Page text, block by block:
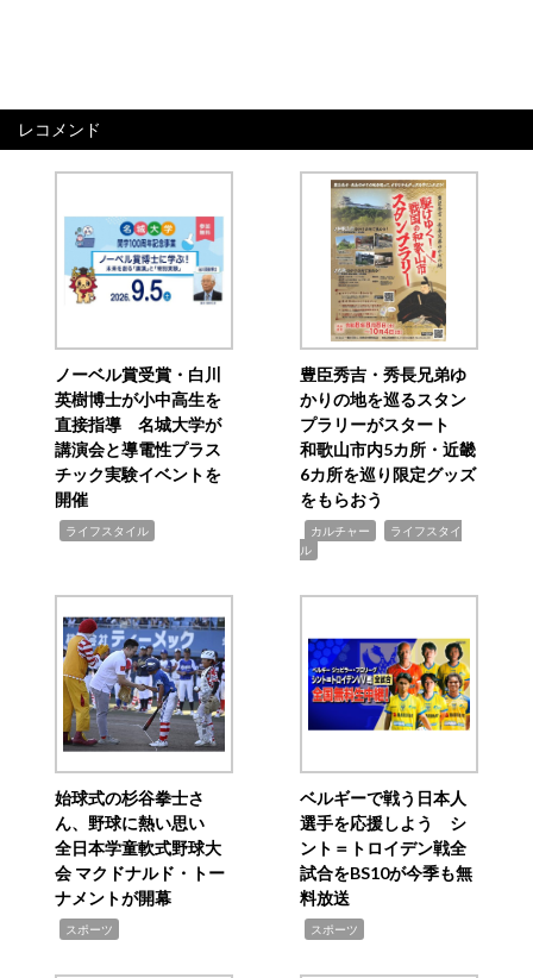
レコメンド
ノーベル賞受賞・白川
英樹博士が小中高生を
直接指導 名城大学が
講演会と導電性プラス
チック実験イベントを
開催
ライフスタイル
豊臣秀吉・秀長兄弟ゆ
かりの地を巡るスタン
プラリーがスタート
和歌山市内5カ所・近畿
6カ所を巡り限定グッズ
をもらおう
カルチャー
ライフスタイ
ル
始球式の杉谷拳士さ
ん、野球に熱い思い
全日本学童軟式野球大
会 マクドナルド・トー
ナメントが開幕
スポーツ
ベルギーで戦う日本人
選手を応援しよう シ
ント＝トロイデン戦全
試合をBS10が今季も無
料放送
スポーツ